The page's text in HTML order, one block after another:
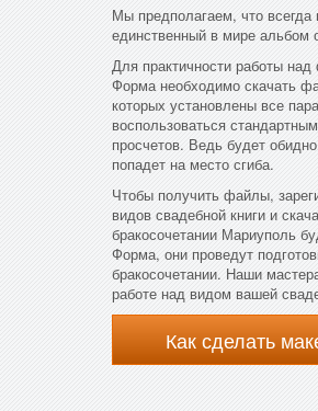
Мы предполагаем, что всегда
единственный в мире альбом
Для практичности работы
Форма необходимо скачать
которых установлены все
воспользоваться
просчетов. Ведь будет
попадет на место сгиба.
Чтобы получить файлы,
видов свадебной книги и
бракосочетании Мариуполь
Форма, они проведут
бракосочетании. Наши
работе над видом вашей
Как сделать